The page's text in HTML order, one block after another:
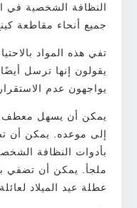
النظافة الشخصية في
جميع أنحاء مقاطعة
تفي هذه المواد
يقولون إنها ترسل
يواجهون عدم
يمكن أن يسهل
إلى موعده. يمكن أن
بأدوات النظافة
ملجأ. يمكن أن تضفي
عطلة عيد الميلاد